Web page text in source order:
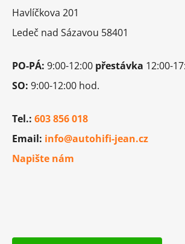
Havlíčkova 201
Ledeč nad Sázavou 58401
PO-PÁ: 9:00-12:00 přestávka 12:00-
SO: 9:00-12:00 hod.
Tel.: 603 856 018
Email: info@autohifi-jean.cz
Napište nám